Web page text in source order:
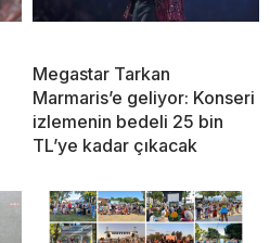
Megastar Tarkan
Marmaris’e geliyor: Konseri
izlemenin bedeli 25 bin
TL’ye kadar çıkacak